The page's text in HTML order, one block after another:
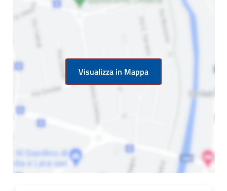
Visualizza in Mappa